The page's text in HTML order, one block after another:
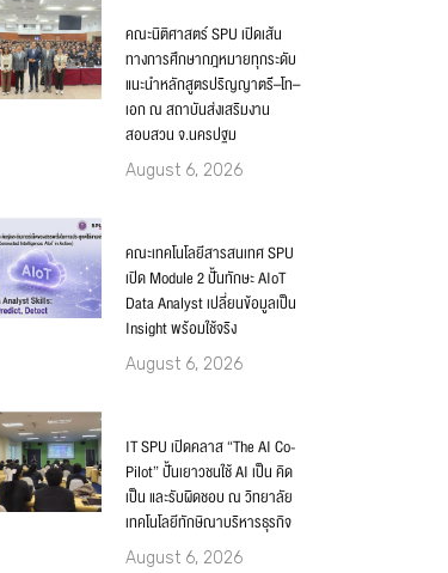
คณะนิติศาสตร์ SPU เปิดเส้น
ทางการศึกษากฎหมายทุกระดับ
แนะนำหลักสูตรปริญญาตรี–โท–
เอก ณ สถาบันส่งเสริมงาน
สอบสวน จ.นครปฐม
August 6, 2026
คณะเทคโนโลยีสารสนเทศ SPU
เปิด Module 2 ปั้นทักษะ AIoT
Data Analyst เปลี่ยนข้อมูลเป็น
Insight พร้อมใช้จริง
August 6, 2026
IT SPU เปิดคลาส “The AI Co-
Pilot” ปั้นเยาวชนใช้ AI เป็น คิด
เป็น และรับผิดชอบ ณ วิทยาลัย
เทคโนโลยีทักษิณาบริหารธุรกิจ
August 6, 2026